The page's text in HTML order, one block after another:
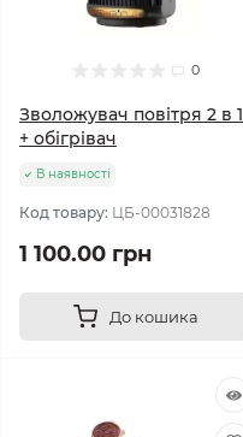
0
Зволожувач повітря 2 в 1
+ обігрівач
В наявності
Код товару: ЦБ-00031828
1 100.00 грн
До кошика